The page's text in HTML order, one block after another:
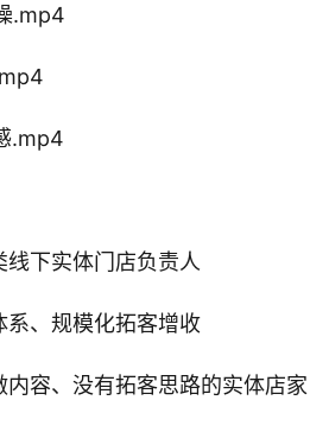
.mp4
.mp4
下实体门店负责人
系、规模化拓客增收
容、没有拓客思路的实体店家